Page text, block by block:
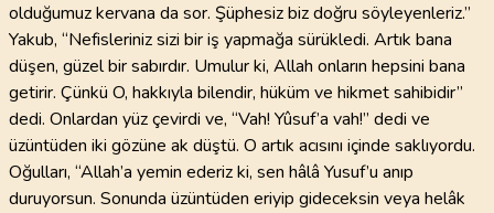
olduğumuz kervana da sor. Şüphesiz biz doğru söyleyenleriz.”
Yakub, “Nefisleriniz sizi bir iş yapmağa sürükledi. Artık bana
düşen, güzel bir sabırdır. Umulur ki, Allah onların hepsini bana
getirir. Çünkü O, hakkıyla bilendir, hüküm ve hikmet sahibidir”
dedi. Onlardan yüz çevirdi ve, “Vah! Yûsuf’a vah!” dedi ve
üzüntüden iki gözüne ak düştü. O artık acısını içinde saklıyordu.
Oğulları, “Allah’a yemin ederiz ki, sen hâlâ Yusuf’u anıp
duruyorsun. Sonunda üzüntüden eriyip gideceksin veya helâk